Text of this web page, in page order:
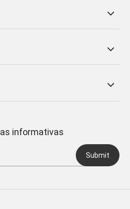
informativas
Submit